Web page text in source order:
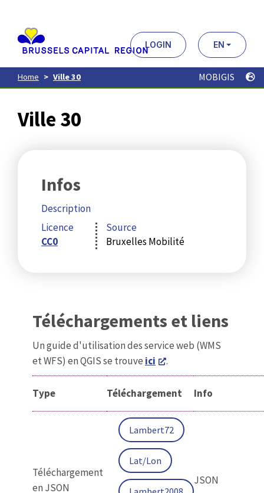
contenu
principal
LOGIN EN
Home Ville 30 MOBIGIS
Ville 30
Infos
Description
Licence
CC0
Source
Bruxelles Mobilité
Téléchargements et liens
Un guide d'utilisation des service web (WMS
et WFS) en QGIS se trouve ici .
Type Téléchargement Info
Téléchargement
en JSON
Lambert72
Lat/Lon
JSON